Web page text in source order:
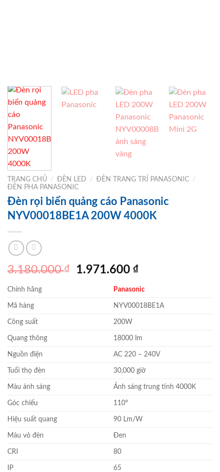
TRANG CHỦ / ĐÈN LED / ĐÈN TRANG TRÍ PANASONIC /
ĐÈN PHA PANASONIC
Đèn rọi biển quảng cáo Panasonic
NYV00018BE1A 200W 4000K
3.180.000₫
Giá
3.180.000 ₫.
1.971.600₫Giá
tại
là:
Chính hãng Panasonic
Mã hàng NYV00018BE1A
Công suất 200W
Quang thông 18000 lm
Nguồn điện AC 220 – 240V
Tuổi thọ đèn 30,000 giờ
Màu ánh sáng Ánh sáng trung tính 4000K
Góc chiếu 110°
Hiệu suất quang 90 Lm/W
Màu vỏ đèn Đen
CRI 80
IP 65